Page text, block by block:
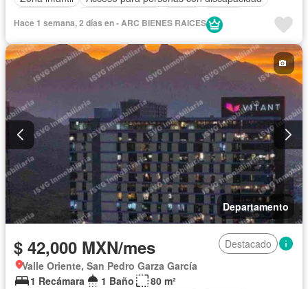
Asador
Sala polivalente
Sauna
Seguridad Alberca Agua
Hace 1 semana, 2 días en - ARC BIENES RAICES
Departamento
$ 42,000 MXN/mes
Destacado
Valle Oriente, San Pedro Garza García
1 Recámara
1 Baño
80 m²